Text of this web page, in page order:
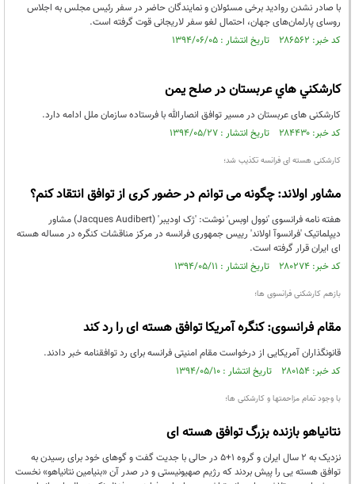
با صادر نشدن روادید برخی مسئولان و نمایندگان حاضر در سفر رئیس مجلس به اجلاس
روسای پارلمان‌های جهان، احتمال لغو سفر لاریجانی قوت گرفته است.
کد خبر: ۲۸۶۵۶۲ تاریخ انتشار : ۱۳۹۴/۰۶/۰۵
کارشکني هاي عربستان در صلح یمن
کارشکنی های عربستان در مسیر توافق انصارالله با فرستاده سازمان ملل ادامه دارد.
کد خبر: ۲۸۴۴۳۰ تاریخ انتشار : ۱۳۹۴/۰۵/۲۷
کارشکنی هسته ای فرانسه تکذیب شد؛
مشاور اولاند: چگونه می توانم در حضور کری از توافق انتقاد کنم؟
هفته نامه فرانسوی 'نوول اوبس' نوشت: 'ژک اودیبر' (Jacques Audibert) مشاور
دیپلماتیک 'فرانسوآ اولاند' رییس جمهوری فرانسه در مرکز مناقشات کنگره در مساله هسته
ای ایران قرار گرفته است.
کد خبر: ۲۸۰۲۷۴ تاریخ انتشار : ۱۳۹۴/۰۵/۱۱
بازهم کارشکنی فرانسوی ها؛
مقام فرانسوی: کنگره آمریکا توافق هسته ای را رد کند
قانونگذاران آمریکایی از درخواست مقام امنیتی فرانسه برای رد توافقنامه خبر دادند.
کد خبر: ۲۸۰۱۵۴ تاریخ انتشار : ۱۳۹۴/۰۵/۱۰
با وجود تمام مزاحمتها و کارشکنی ها؛
نتانیاهو بازنده بزرگ توافق هسته ای
نزدیک به 2 سال ایران و گروه 1+5 در حالی با جدیت گفت و گوهای خود برای رسیدن به
توافق هسته یی را پیش بردند که رژیم صهیونیستی و در صدر آن «بنیامین نتانیاهو» نخست